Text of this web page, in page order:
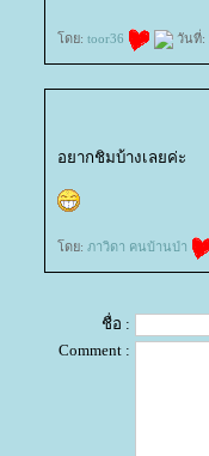
ดย: toor36 วันที่:
อยากชิมบ้างเลยค่ะ
ดย: ภาวิดา คนบ้านป่า
ชื่อ :
Comment :